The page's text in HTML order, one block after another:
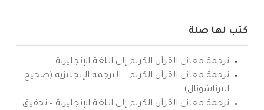
كتب لها صلة
ترجمة معاني القرآن الكريم إلى اللغة الإنجليزية
ترجمة معاني القرآن الكريم – الترجمة الإنجليزية (صحيح
انترناشونال)
ترجمة معاني القرآن الكريم إلى اللغة الإنجليزية – تحقيق